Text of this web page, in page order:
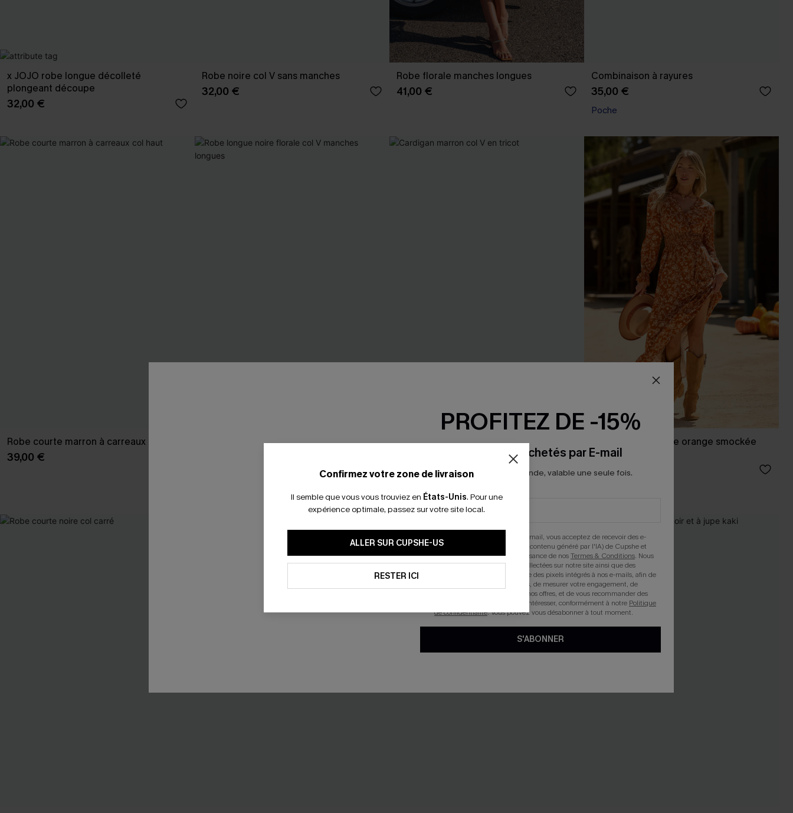
x JOJO robe longue décolleté
plongeant découpe
32,00 €
Robe noire col V sans manches
32,00 €
Robe florale manches longues
41,00 €
Combinaison à rayures
35,00 €
Poche
Robe courte marron à carreaux col haut
39,00 €
Robe longue noire florale col V manches
Cardigan marron col V en tricot
Robe longue florale orange smockée
col surplis
46,00 €
Confirmez votre zone de livraison
Il semble que vous vous trouviez en États-Unis. Pour une
expérience optimale, passez sur votre site local.
ALLER SUR CUPSHE-US
RESTER ICI
PROFITEZ DE -15%
-15% dès 2 Achetés par E-mail
*Un code par commande, valable une seule fois.
En soumettant votre adresse e-mail, vous acceptez de recevoir des e-
mails marketing (y compris du contenu généré par l'IA) de Cupshe et
reconnaissez avoir pris connaissance de nosTermes & Conditions. Nous
pouvons utiliser les données collectées sur notre site ainsi que des
technologies de suivi, telles que des pixels intégrés à nos e-mails, afin de
savoir si ceux-ci ont été ouverts, de mesurer votre engagement, de
personnaliser nos contenus et nos offres, et de vous recommander des
produits susceptibles de vous intéresser, conformément à notre Politique
de confidentialité. Vous pouvez vous désabonner à tout moment.
S'ABONNER